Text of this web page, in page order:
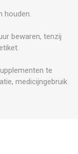
houden.
bewaren, tenzij
te
medicijngebruik